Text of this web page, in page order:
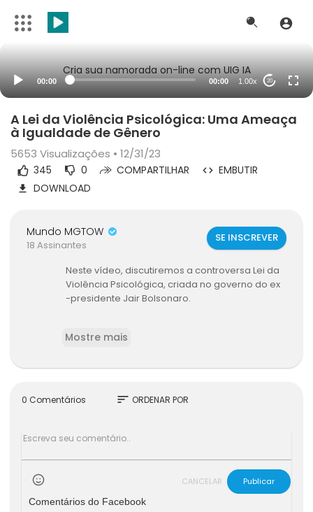
Cria sua namorada on-line com UIG IA
00:00 00:00 1.00x 20
A Lei da Violência Psicológica: Uma Ameaça
à Igualdade de Gênero
5653 Visualizações • 12/31/23
345 0 COMPARTILHAR
EMBUTIR
DOWNLOAD
Mundo MGTOW
18 Assinantes
SE INSCREVER
Neste vídeo, discutiremos a controversa Lei da
Violência Psicológica, criada no governo do ex
-presidente Jair Bolsonaro.
m e condenaremos as leis feministas criadas p
eres.
Mostre mais
0 Comentários sort ORDENAR POR
CANCELAR
Publicar
Comentários do Facebook